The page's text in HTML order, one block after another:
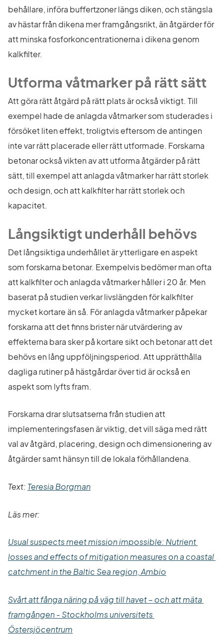
behållare, införa buffertzoner längs diken, och stängsla
av hästar från dikena mer framgångsrikt, än åtgärder för
att minska fosforkoncentrationerna i dikena genom
kalkfilter.
Utforma våtmarker på rätt sätt
Att göra rätt åtgärd på rätt plats är också viktigt. Till
exempel hade de anlagda våtmarker som studerades i
försöket liten effekt, troligtvis eftersom de antingen
inte var rätt placerade eller rätt utformade. Forskarna
betonar också vikten av att utforma åtgärder på rätt
sätt, till exempel att anlagda våtmarker har rätt storlek
och design, och att kalkfilter har rätt storlek och
kapacitet.
Långsiktigt underhåll behövs
Det långsiktiga underhållet är ytterligare en aspekt
som forskarna betonar. Exempelvis bedömer man ofta
att kalkfilter och anlagda våtmarker håller i 20 år. Men
baserat på studien verkar livslängden för kalkfilter
mycket kortare än så. För anlagda våtmarker påpekar
forskarna att det finns brister när utvärdering av
effekterna bara sker på kortare sikt och betonar att det
behövs en lång uppföljningsperiod. Att upprätthålla
dagliga rutiner på hästgårdar över tid är också en
aspekt som lyfts fram.
Forskarna drar slutsatserna från studien att
implementeringsfasen är viktig, det vill säga med rätt
val av åtgärd, placering, design och dimensionering av
åtgärder samt hänsyn till de lokala förhållandena.
Text: Teresia Borgman
Läs mer:
Usual suspects meet mission impossible: Nutrient
losses and effects of mitigation measures on a coastal
catchment in the Baltic Sea region, Ambio
Svårt att fånga näring på väg till havet – och att mäta
framgången - Stockholms universitets
Östersjöcentrum